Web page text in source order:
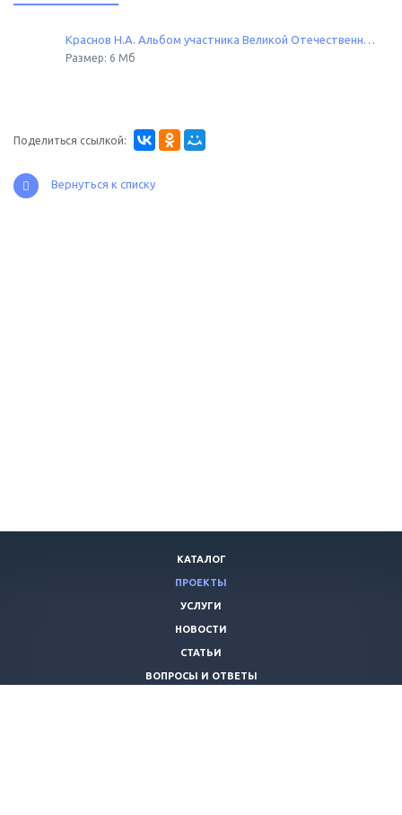
Краснов Н.А. Альбом участника Великой Отечественной войны
Размер: 6 Мб
Поделиться ссылкой:
Вернуться к списку
КАТАЛОГ
ПРОЕКТЫ
УСЛУГИ
НОВОСТИ
СТАТЬИ
ВОПРОСЫ И ОТВЕТЫ